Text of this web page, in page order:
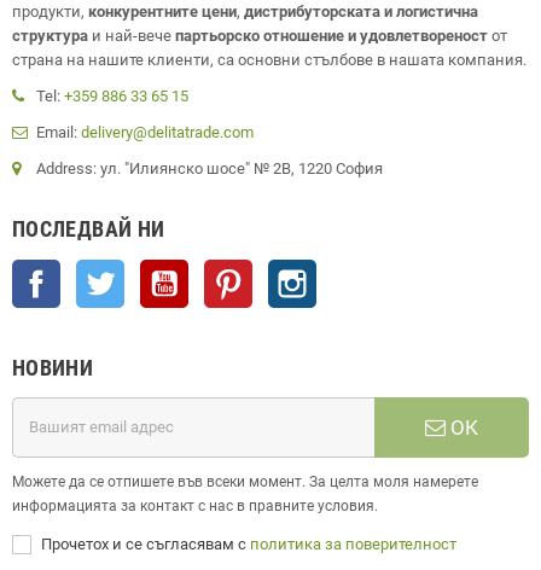
продукти, конкурентните цени, дистрибуторската и логистична
структура и най-вече партьорско отношение и удовлетвореност от
страна на нашите клиенти, са основни стълбове в нашата компания.
Tel: +359 886 33 65 15
Email: delivery@delitatrade.com
Address: ул. "Илиянско шосе" № 2В, 1220 София
ПОСЛЕДВАЙ НИ
Facebook Twitter YouTube Pinterest
НОВИНИ
ОК
Можете да се отпишете във всеки момент. За целта моля намерете
информацията за контакт с нас в правните условия.
Прочетох и се съгласявам с политика за поверителност